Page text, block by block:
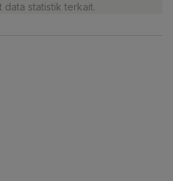
data statistik terkait.